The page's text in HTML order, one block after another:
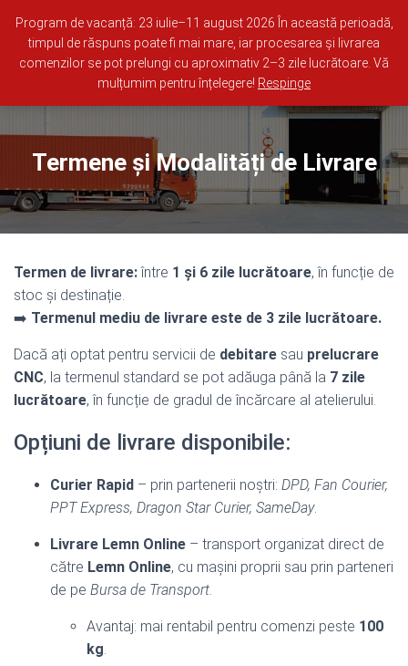
Program de vacanță: 23 iulie–11 august 2026 În această perioadă,
timpul de răspuns poate fi mai mare, iar procesarea și livrarea
comenzilor se pot prelungi cu aproximativ 2–3 zile lucrătoare. Vă
mulțumim pentru înțelegere! Respinge
0722 681 973 Whatsapp office@lemn-online.ro
Termene și Modalități de Livrare
Termen de livrare:între 1 și 6 zile lucrătoare, în funcție de
stoc și destinație.
➡️ Termenul mediu de livrare este de 3 zile lucrătoare.
Dacă ați optat pentru servicii de debitare sau prelucrare
CNC, la termenul standard se pot adăuga până la 7 zile
lucrătoare, în funcție de gradul de încărcare al atelierului.
Opțiuni de livrare disponibile:
Curier Rapid – prin partenerii noștri: DPD, Fan Courier,
PPT Express, Dragon Star Curier, SameDay.
Livrare Lemn Online – transport organizat direct de
către Lemn Online, cu mașini proprii sau prin parteneri
de pe Bursa de Transport.
Avantaj: mai rentabil pentru comenzi peste 100
kg.